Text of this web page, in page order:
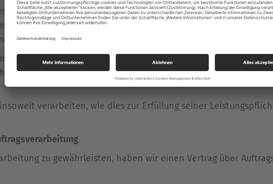
Dienstleister gehostet (Hoster). Die personenbezogenen
gespeichert. Hierbei kann es sich v. a. um IP-Adressen,
Websitezugriffe und sonstige Daten, die über eine Website
Zwecke der Vertragserfüllung gegenüber unseren
schnellen und effizienten Bereitstellung unseres Online-
verarbeiten, wie dies zur Erfüllung seiner
zu gewährleisten, haben wir einen Vertrag über